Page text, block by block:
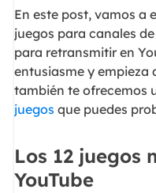
En este post, vamos a
juegos para canales de
para retransmitir en
entusiasme y empieza
también te ofrecemos
juegos que puedes
Los 12 juegos
YouTube